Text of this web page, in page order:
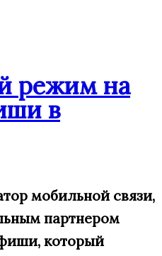
режим на
в
мобильной связи,
партнером
который